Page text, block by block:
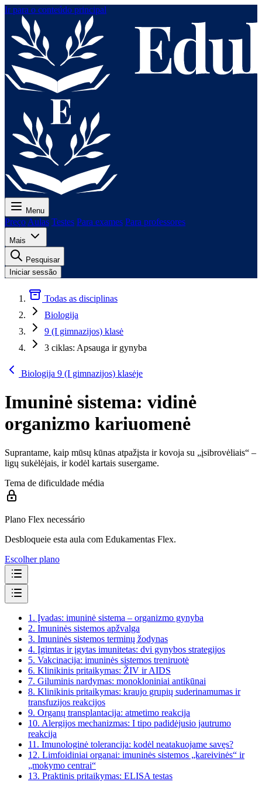
Ir para o conteúdo principal
Menu
Preço Aulas Testes Para exames Para professores
Mais
Pesquisar
Iniciar sessão
Todas as disciplinas
Biologija
9 (I gimnazijos) klasė
3 ciklas: Apsauga ir gynyba
Biologija 9 (I gimnazijos) klasėje
Imuninė sistema: vidinė
organizmo kariuomenė
Suprantame, kaip mūsų kūnas atpažįsta ir kovoja su „įsibrovėliais“ –
ligų sukėlėjais, ir kodėl kartais susergame.
Tema de dificuldade média
Plano Flex necessário
Desbloqueie esta aula com Edukamentas Flex.
Escolher plano
1. Įvadas: imuninė sistema – organizmo gynyba
2. Imuninės sistemos apžvalga
3. Imuninės sistemos terminų žodynas
4. Įgimtas ir įgytas imunitetas: dvi gynybos strategijos
5. Vakcinacija: imuninės sistemos treniruotė
6. Klinikinis pritaikymas: ŽIV ir AIDS
7. Giluminis nardymas: monokloniniai antikūnai
8. Klinikinis pritaikymas: kraujo grupių suderinamumas ir
transfuzijos reakcijos
9. Organų transplantacija: atmetimo reakcija
10. Alergijos mechanizmas: I tipo padidėjusio jautrumo
reakcija
11. Imunologinė tolerancija: kodėl neatakuojame savęs?
12. Limfoidiniai organai: imuninės sistemos „kareivinės“ ir
„mokymo centrai“
13. Praktinis pritaikymas: ELISA testas